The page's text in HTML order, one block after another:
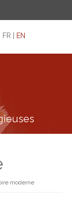
FR | EN
moderne